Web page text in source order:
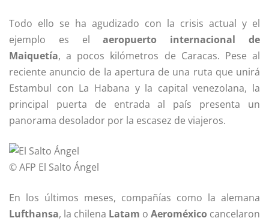
Todo ello se ha agudizado con la crisis actual y el
ejemplo es elaeropuerto internacional de
Maiquetía, a pocos kilómetros de Caracas. Pese al
reciente anuncio de la apertura de una ruta que unirá
Estambul con La Habana y la capital venezolana, la
principal puerta de entrada al país presenta un
panorama desolador por la escasez de viajeros.
© AFP El Salto Ángel
En los últimos meses, compañías como la alemana
Lufthansa, la chilena Latam o Aeroméxico cancelaron